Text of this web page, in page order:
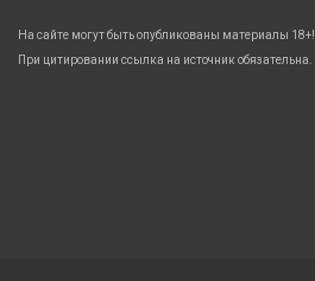
На сайте могут быть опубликованы материалы 18+!
При цитировании ссылка на источник обязательна.